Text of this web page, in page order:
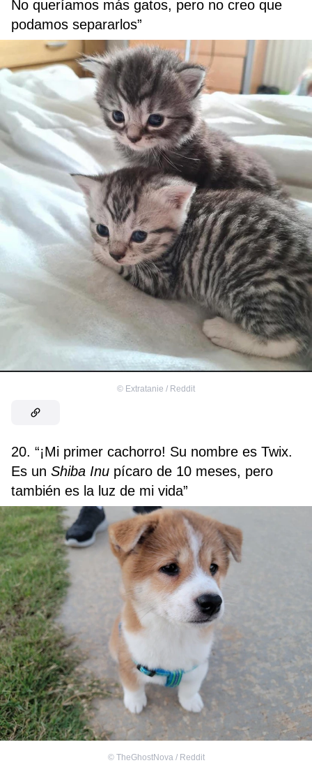
No queríamos más gatos, pero no creo que
podamos separarlos”
© Extratanie / Reddit
20. “¡Mi primer cachorro! Su nombre es Twix.
Es un Shiba Inu pícaro de 10 meses, pero
también es la luz de mi vida”
© TheGhostNova / Reddit